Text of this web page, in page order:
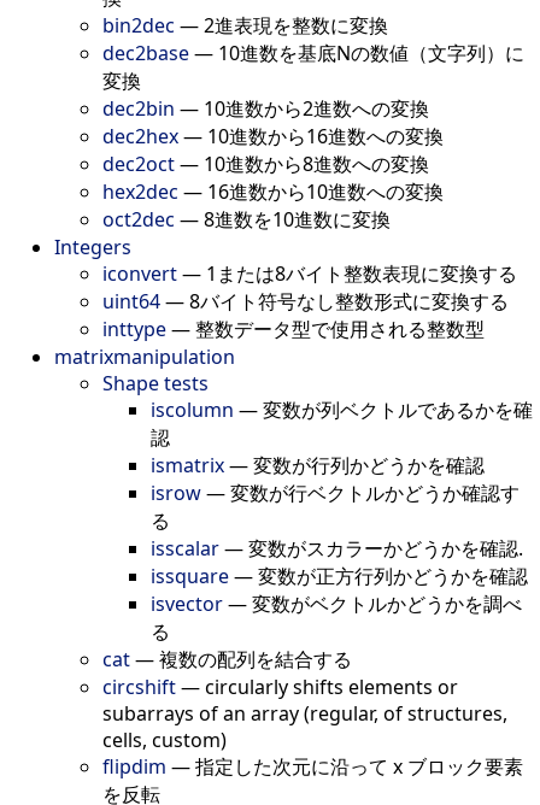
bin2dec —2進表現を整数に変換
dec2base— 10進数を基底Nの数値（文字列）に
変換
dec2bin — 10進数から2進数への変換
dec2hex— 10進数から16進数への変換
dec2oct— 10進数から8進数への変換
hex2dec — 16進数から10進数への変換
oct2dec —8進数を10進数に変換
Integers
iconvert— 1または8バイト整数表現に変換する
uint64—8バイト符号なし整数形式に変換する
inttype—整数データ型で使用される整数型
matrixmanipulation
Shape tests
iscolumn —変数が列ベクトルであるかを確
認
ismatrix—変数が行列かどうかを確認
isrow—変数が行ベクトルかどうか確認す
る
isscalar—変数がスカラーかどうかを確認.
issquare—変数が正方行列かどうかを確認
isvector—変数がベクトルかどうかを調べ
る
cat—複数の配列を結合する
circshift—circularly shifts elements or
subarrays of an array (regular, of structures,
cells, custom)
flipdim —指定した次元に沿って x ブロック要素
を反転